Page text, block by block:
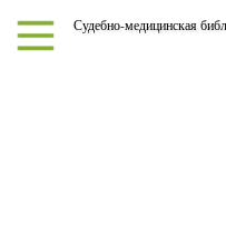
Судебно-медицинская